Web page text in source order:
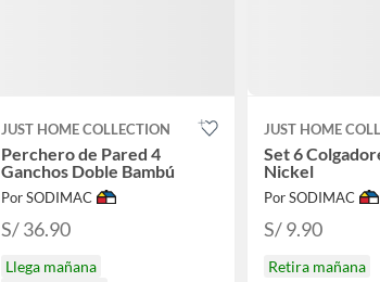
JUST HOME COLLECTION
Perchero de Pared 4
Ganchos Doble Bambú
Por SODIMAC
S/ 36.90
Llega mañana
JUST HOME
Set 6
Nickel
Por SODIMAC
S/ 9.90
Retira mañana